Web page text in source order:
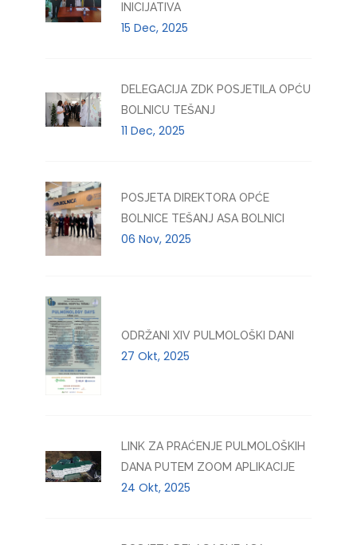
INICIJATIVA
15 Dec, 2025
DELEGACIJA ZDK POSJETILA OPĆU
BOLNICU TEŠANJ
11 Dec, 2025
POSJETA DIREKTORA OPĆE
BOLNICE TEŠANJ ASA BOLNICI
06 Nov, 2025
ODRŽANI XIV PULMOLOŠKI DANI
27 Okt, 2025
LINK ZA PRAĆENJE PULMOLOŠKIH
DANA PUTEM ZOOM APLIKACIJE
24 Okt, 2025